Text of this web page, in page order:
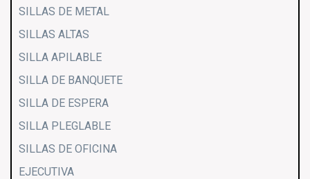
SILLAS DE METAL
SILLAS ALTAS
SILLA APILABLE
SILLA DE BANQUETE
SILLA DE ESPERA
SILLA PLEGLABLE
SILLAS DE OFICINA
EJECUTIVA